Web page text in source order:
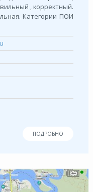
, корректный.
Категории ПОИ
ПОДРОБНО